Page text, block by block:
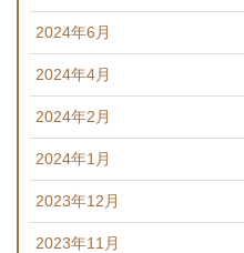
2024年6月
2024年4月
2024年2月
2024年1月
2023年12月
2023年11月